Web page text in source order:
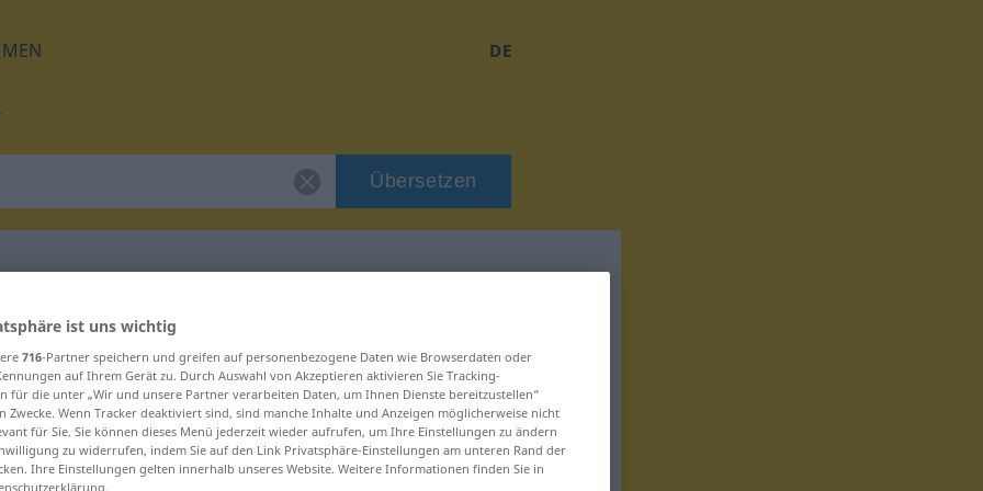
DE
Übersetzen
für "viol"ist uns wichtig
716-Partner speichern und greifen auf personenbezogene Daten wie Browserdaten oder
auf Ihrem Gerät zu. Durch Auswahl von Akzeptieren aktivieren Sie Tracking-
für die unter „Wir und unsere Partner verarbeiten Daten, um Ihnen Dienste bereitzustellen“
Zwecke. Wenn Tracker deaktiviert sind, sind manche Inhalte und Anzeigen möglicherweise nicht
für Sie. Sie können dieses Menü jederzeit wieder aufrufen, um Ihre Einstellungen zu ändern
zu widerrufen, indem Sie auf den Link Privatsphäre-Einstellungen am unteren Rand der
Ihre Einstellungen gelten innerhalb unseres Website. Weitere Informationen finden Sie in